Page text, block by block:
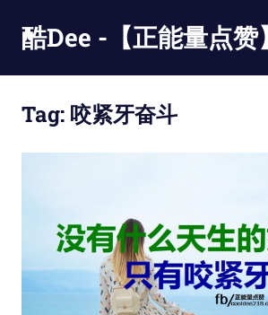
content
酷Dee -【正能量点赞】
最
Tag: 咬紧牙奋斗